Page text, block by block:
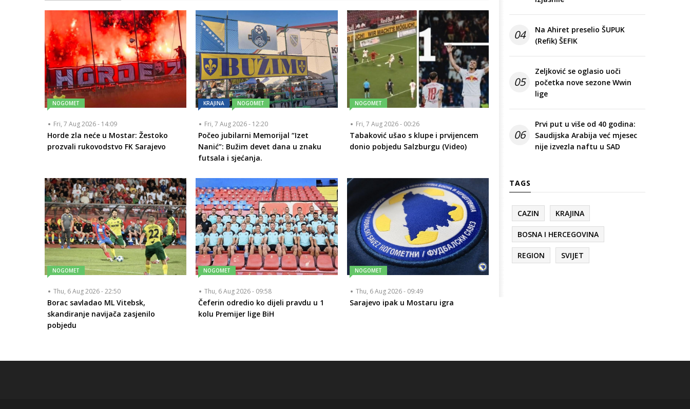
NOGOMET
Fri, 7 Aug 2026 - 14:09
Horde zla neće u Mostar: Žestoko
prozvali rukovodstvo FK Sarajevo
KRAJINA NOGOMET
Fri, 7 Aug 2026 - 12:20
Počeo jubilarni Memorijal “Izet
Nanić”: Bužim devet dana u znaku
futsala i sjećanja.
NOGOMET
Fri, 7 Aug 2026 - 00:26
Tabaković ušao s klupe i prvijencem
donio pobjedu Salzburgu (Video)
NOGOMET
Thu, 6 Aug 2026 - 22:50
Borac savladao ML Vitebsk,
skandiranje navijača zasjenilo
pobjedu
NOGOMET
Thu, 6 Aug 2026 - 09:58
Čeferin odredio ko dijeli pravdu u 1
kolu Premijer lige BiH
NOGOMET
Thu, 6 Aug 2026 - 09:49
Sarajevo ipak u Mostaru igra
04
Na Ahiret preselio ŠUPUK
(Refik) ŠEFIK
05
Zeljković se oglasio uoči
početka nove sezone Wwin
lige
06
Prvi put u više od 40 godina:
Saudijska Arabija već mjesec
nije izvezla naftu u SAD
TAGS
CAZIN KRAJINA
BOSNA I HERCEGOVINA
REGION SVIJET